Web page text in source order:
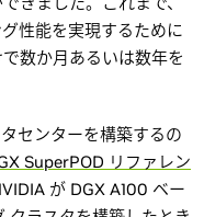
性能を実現するために
数か月あるいは数年を
センターを構築するの
SuperPOD リファレン
が DGX A100 ベー